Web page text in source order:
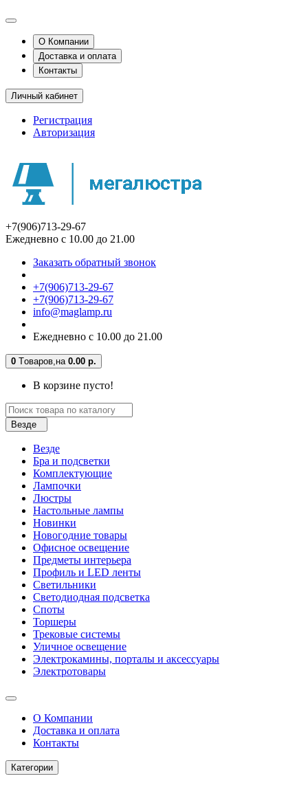
О Компании
Доставка и оплата
Контакты
Личный кабинет
Регистрация
Авторизация
+7(906)713-29-67
Ежедневно с 10.00 до 21.00
Заказать обратный звонок
+7(906)713-29-67
+7(906)713-29-67
info@maglamp.ru
Ежедневно с 10.00 до 21.00
0 Tоваров,на 0.00 р.
В корзине пусто!
Везде
Везде
Бра и подсветки
Комплектующие
Лампочки
Люстры
Настольные лампы
Новинки
Новогодние товары
Офисное освещение
Предметы интерьера
Профиль и LED ленты
Светильники
Светодиодная подсветка
Споты
Торшеры
Трековые системы
Уличное освещение
Электрокамины, порталы и аксессуары
Электротовары
О Компании
Доставка и оплата
Контакты
Категории